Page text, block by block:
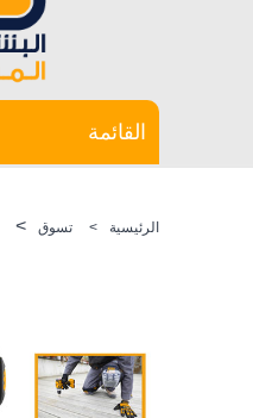
الرئيسية > تسوق >